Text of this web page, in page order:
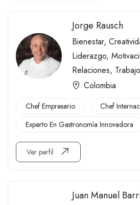
Jorge Rausch
Bienestar,
Liderazgo,
Relaciones,
Colombia
Chef Empresario
Chef
Experto En Gastronomía Innovadora
Ver perfil
Juan Manuel